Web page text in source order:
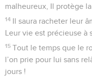
malheureux, Il protège
14 Il saura racheter leur
Leur vie est précieuse à
15 Tout le temps que le
l’on prie pour lui sans
jours !